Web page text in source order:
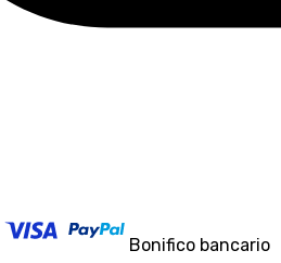
Bonifico bancario